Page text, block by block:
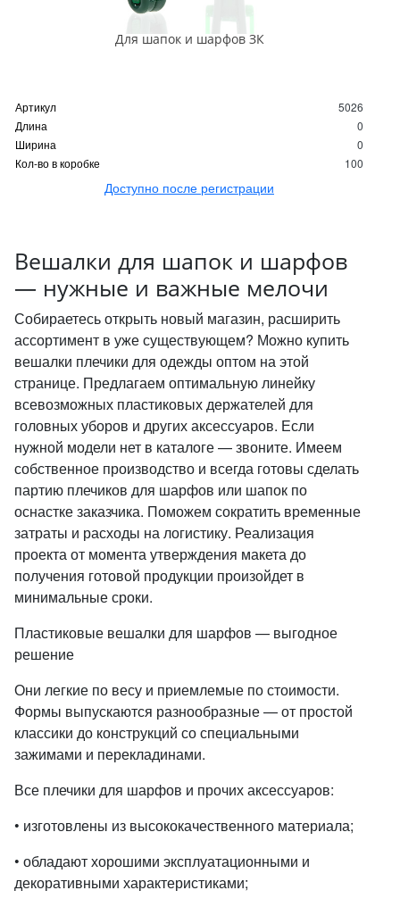
Для шапок и шарфов ЗК
Артикул
5026
Длина
0
Ширина
0
Кол-во в коробке
100
Доступно после регистрации
Вешалки для шапок и шарфов
— нужные и важные мелочи
Собираетесь открыть новый магазин, расширить
ассортимент в уже существующем? Можно купить
вешалки плечики для одежды оптом на этой
странице. Предлагаем оптимальную линейку
всевозможных пластиковых держателей для
головных уборов и других аксессуаров. Если
нужной модели нет в каталоге — звоните. Имеем
собственное производство и всегда готовы сделать
партию плечиков для шарфов или шапок по
оснастке заказчика. Поможем сократить временные
затраты и расходы на логистику. Реализация
проекта от момента утверждения макета до
получения готовой продукции произойдет в
минимальные сроки.
Пластиковые вешалки для шарфов — выгодное
решение
Они легкие по весу и приемлемые по стоимости.
Формы выпускаются разнообразные — от простой
классики до конструкций со специальными
зажимами и перекладинами.
Все плечики для шарфов и прочих аксессуаров:
• изготовлены из высококачественного материала;
• обладают хорошими эксплуатационными и
декоративными характеристиками;